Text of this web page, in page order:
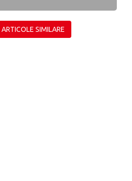
SIMILARE